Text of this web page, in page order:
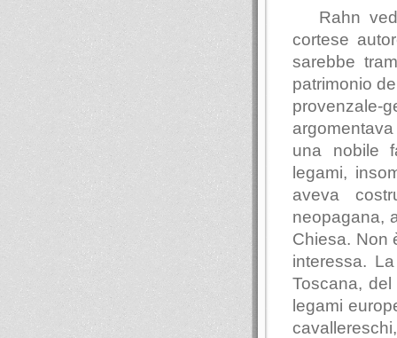
Rahn
cortese
sarebbe
patrimonio
una nobile
legami,
aveva
neopagana,
Chiesa. Non
interessa.
Toscana,
legami